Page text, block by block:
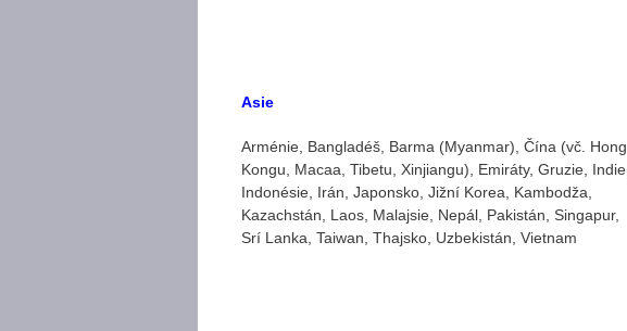
Asie
Arménie, Bangladéš, Barma (Myanmar), Čína (vč. Hong
Kongu, Macaa, Tibetu, Xinjiangu), Emiráty, Gruzie, Indie,
Indonésie, Irán, Japonsko, Jižní Korea, Kambodža,
Kazachstán, Laos, Malajsie, Nepál, Pakistán, Singapur,
Srí Lanka, Taiwan, Thajsko, Uzbekistán, Vietnam